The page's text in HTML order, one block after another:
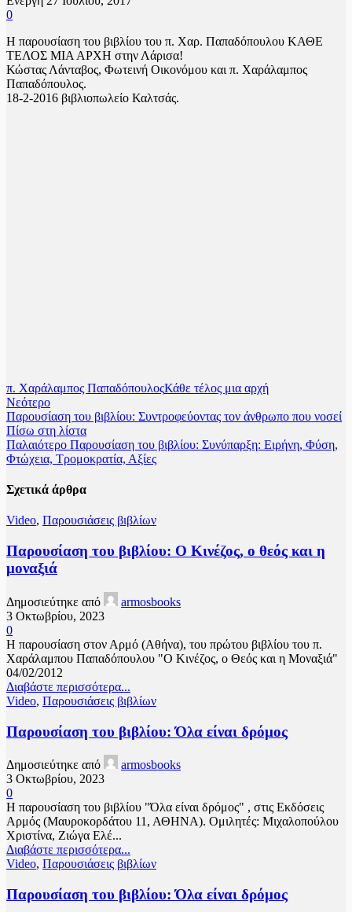
0
Η παρουσίαση του βιβλίου του π. Χαρ. Παπαδόπουλου ΚΑΘΕ
ΤΕΛΟΣ ΜΙΑ ΑΡΧΗ στην Λάρισα!
Κώστας Λάνταβος, Φωτεινή Οικονόμου και π. Χαράλαμπος
Παπαδόπουλος.
18-2-2016 βιβλιοπωλείο Καλτσάς.
π. Χαράλαμπος ΠαπαδόπουλοςΚάθε τέλος μια αρχή
Νεότερο
Παρουσίαση του βιβλίου: Συντροφεύοντας τον άνθρωπο που νοσεί
Πίσω στη λίστα
Παλαιότερο Παρουσίαση του βιβλίου: Συνύπαρξη: Ειρήνη, Φύση,
Φτώχεια, Τρομοκρατία, Αξίες
Σχετικά άρθρα
Video, Παρουσιάσεις βιβλίων
Παρουσίαση του βιβλίου: Ο Κινέζος, ο θεός και η
μοναξιά
Δημοσιεύτηκε από
armosbooks
3 Οκτωβρίου, 2023
0
Η παρουσίαση στον Αρμό (Αθήνα), του πρώτου βιβλίου του π.
Χαράλαμπου Παπαδόπουλου "Ο Κινέζος, ο Θεός και η Μοναξιά"
04/02/2012
Διαβάστε περισσότερα...
Video, Παρουσιάσεις βιβλίων
Παρουσίαση του βιβλίου: Όλα είναι δρόμος
Δημοσιεύτηκε από
armosbooks
3 Οκτωβρίου, 2023
0
Η παρουσίαση του βιβλίου "Όλα είναι δρόμος" , στις Εκδόσεις
Αρμός (Μαυροκορδάτου 11, ΑΘΗΝΑ). Ομιλητές: Μιχαλοπούλου
Χριστίνα, Ζιώγα Ελέ...
Διαβάστε περισσότερα...
Video, Παρουσιάσεις βιβλίων
Παρουσίαση του βιβλίου: Όλα είναι δρόμος